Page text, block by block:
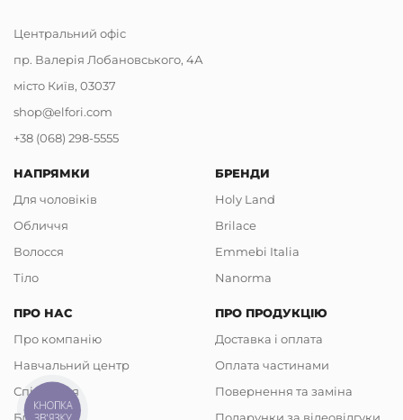
Центральний офіс
пр. Валерія Лобановського, 4А
місто Київ, 03037
shop@elfori.com
+38 (068) 298-5555
НАПРЯМКИ
Для чоловіків
Обличчя
Волосся
Тіло
БРЕНДИ
Holy Land
Brilace
Emmebi Italia
Nanorma
ПРО НАС
Про компанію
Навчальний центр
Співпраця
ПРО ПРОДУКЦІЮ
Доставка і оплата
Оплата частинами
Повернення та заміна
КНОПКА